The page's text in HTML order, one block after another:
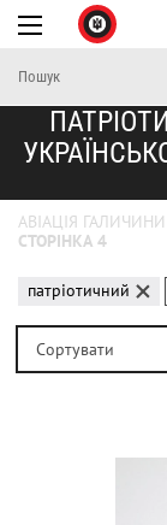
АВІАЦІЯ ГАЛИЧИНИ
СТОРІНКА 4
Сортувати
патріотичний